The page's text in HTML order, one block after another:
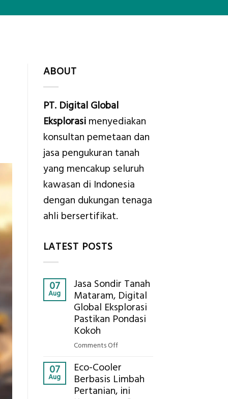
ABOUT
PT. Digital Global
Eksplorasimenyediakan
konsultan pemetaan dan
jasa pengukuran tanah
yang mencakup seluruh
kawasan di Indonesia
dengan dukungan tenaga
ahli bersertifikat.
LATEST POSTS
07
Aug
Jasa Sondir Tanah
Mataram, Digital
Global Eksplorasi
Pastikan Pondasi
Kokoh
Comments Offon
Sondir
Tanah
Mataram,
07
Aug
Eco-Cooler
Berbasis Limbah
Pertanian, ini